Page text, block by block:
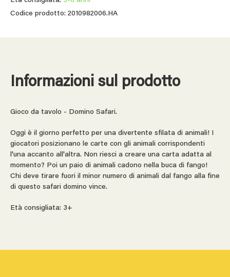
Codice prodotto: 2010982006.HA
Informazioni sul prodotto
Gioco da tavolo - Domino Safari.
Oggi è il giorno perfetto per una divertente sfilata di animali! I
giocatori posizionano le carte con gli animali corrispondenti
l'una accanto all'altra. Non riesci a creare una carta adatta al
momento? Poi un paio di animali cadono nella buca di fango!
Chi deve tirare fuori il minor numero di animali dal fango alla fine
di questo safari domino vince.
Età consigliata: 3+